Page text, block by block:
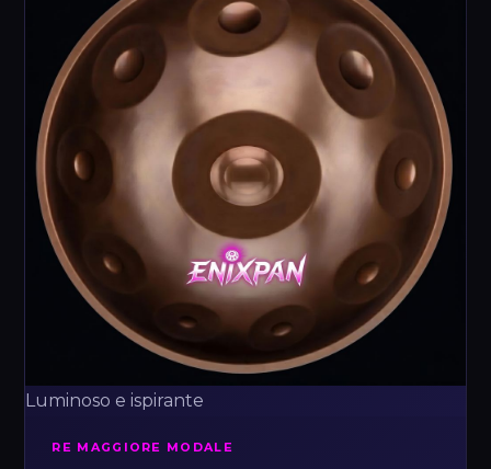
Luminoso e ispirante
RE MAGGIORE MODALE